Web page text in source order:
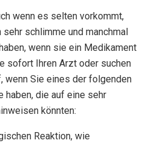
wenn es selten vorkommt,
schlimme und manchmal
wenn sie ein Medikament
sofort Ihren Arzt oder suchen
wenn Sie eines der folgenden
haben, die auf eine sehr
könnten:
Reaktion, wie